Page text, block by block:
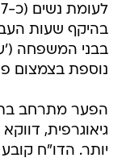
בהיקף שעות
בבני המשפחה
נוספת בצמצום
הפער מתרחב
גיאוגרפית,
יותר. הדו"ח